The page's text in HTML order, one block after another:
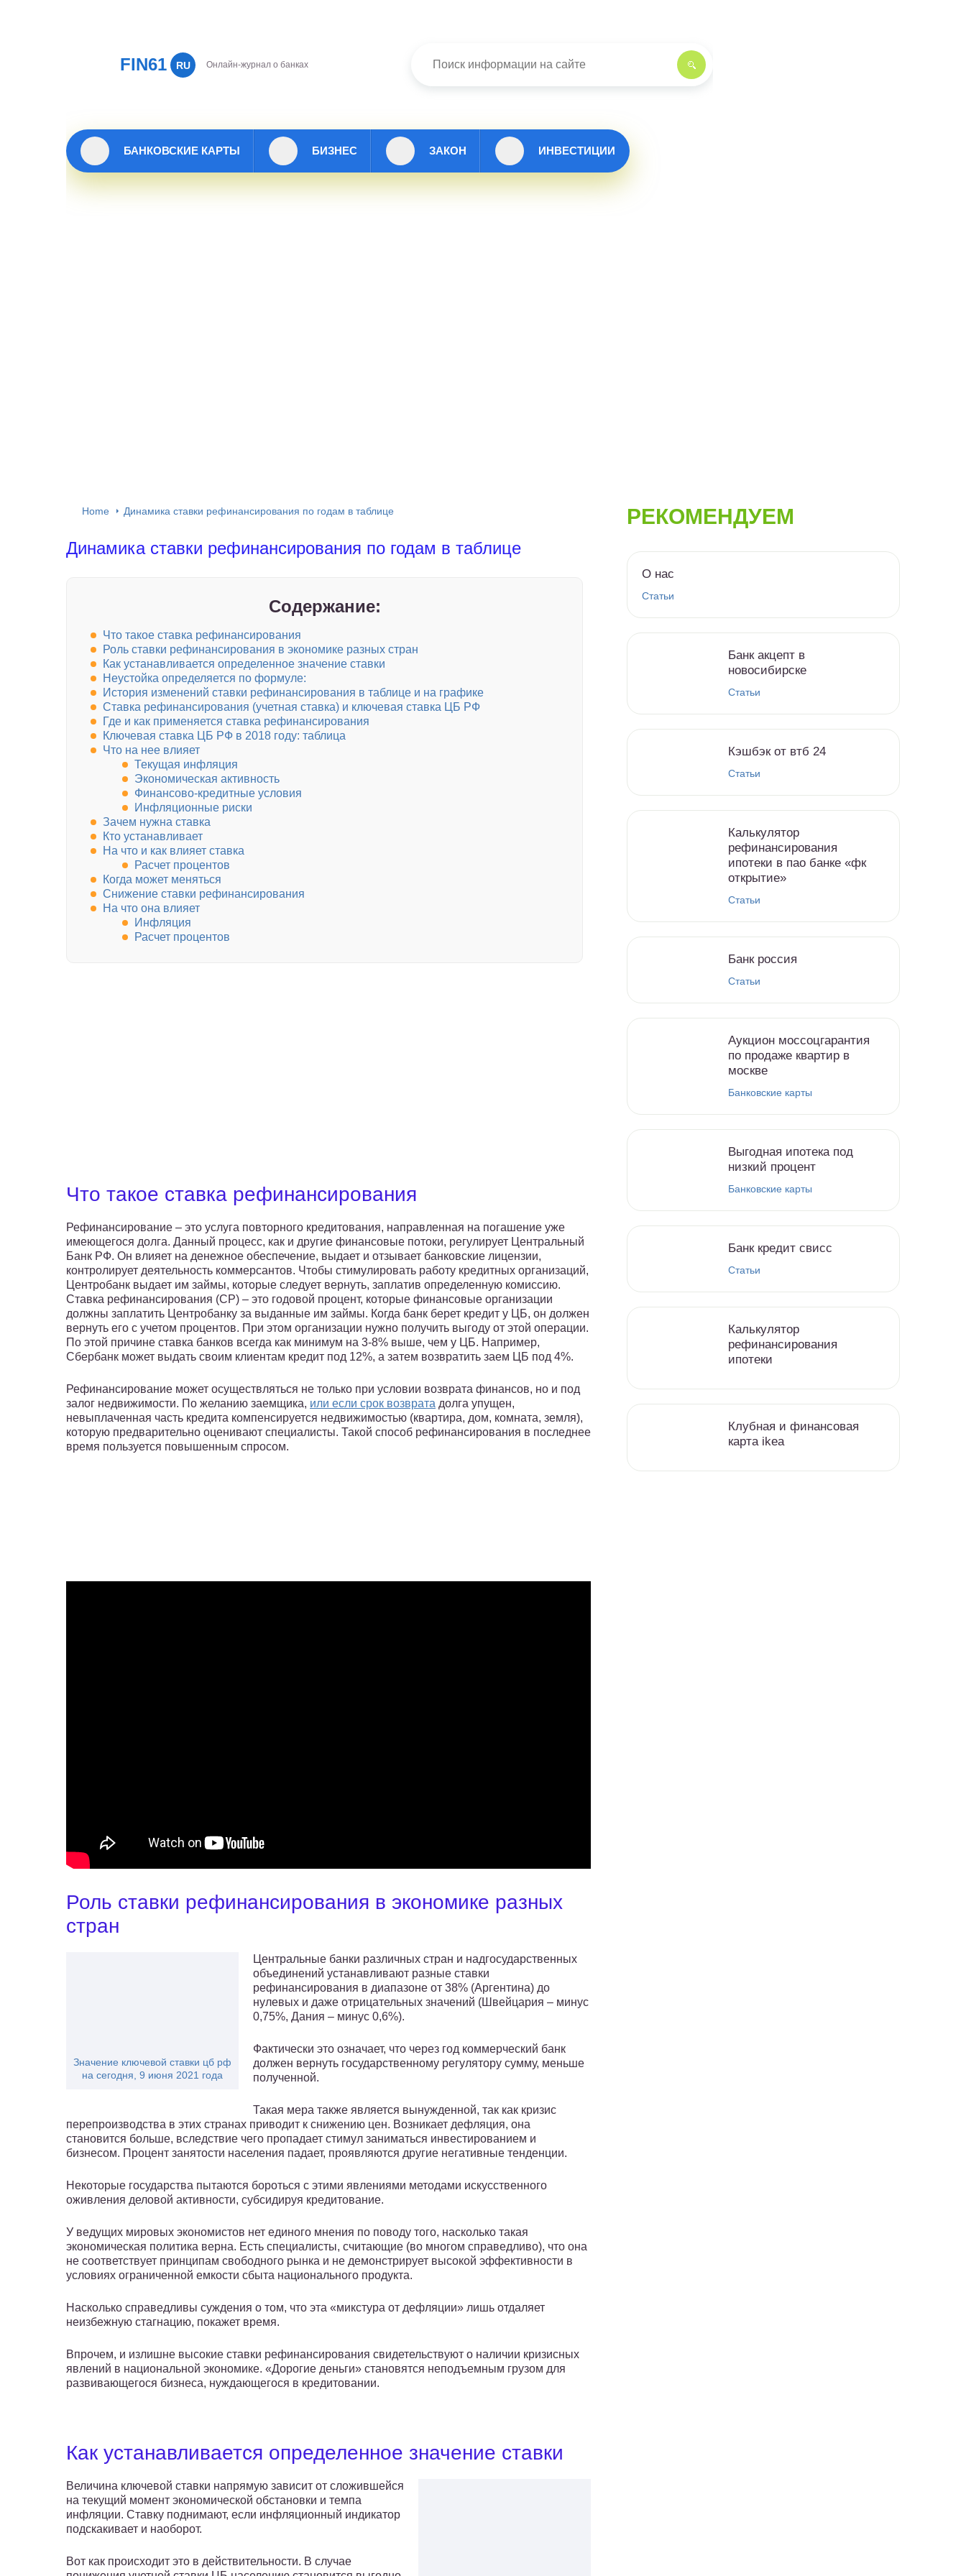
FIN61 RU Онлайн-журнал о банках
БАНКОВСКИЕ КАРТЫ БИЗНЕС ЗАКОН ИНВЕСТИЦИИ
Home Динамика ставки рефинансирования по годам в таблице
Динамика ставки рефинансирования по годам в таблице
Содержание:
Что такое ставка рефинансирования
Роль ставки рефинансирования в экономике разных стран
Как устанавливается определенное значение ставки
Неустойка определяется по формуле:
История изменений ставки рефинансирования в таблице и на графике
Ставка рефинансирования (учетная ставка) и ключевая ставка ЦБ РФ
Где и как применяется ставка рефинансирования
Ключевая ставка ЦБ РФ в 2018 году: таблица
Что на нее влияет
Текущая инфляция
Экономическая активность
Финансово-кредитные условия
Инфляционные риски
Зачем нужна ставка
Кто устанавливает
На что и как влияет ставка
Расчет процентов
Когда может меняться
Снижение ставки рефинансирования
На что она влияет
Инфляция
Расчет процентов
Что такое ставка рефинансирования
Рефинансирование – это услуга повторного кредитования, направленная на погашение уже
имеющегося долга. Данный процесс, как и другие финансовые потоки, регулирует Центральный
Банк РФ. Он влияет на денежное обеспечение, выдает и отзывает банковские лицензии,
контролирует деятельность коммерсантов. Чтобы стимулировать работу кредитных организаций,
Центробанк выдает им займы, которые следует вернуть, заплатив определенную комиссию.
Ставка рефинансирования (СР) – это годовой процент, которые финансовые организации
должны заплатить Центробанку за выданные им займы. Когда банк берет кредит у ЦБ, он должен
вернуть его с учетом процентов. При этом организации нужно получить выгоду от этой операции.
По этой причине ставка банков всегда как минимум на 3-8% выше, чем у ЦБ. Например,
Сбербанк может выдать своим клиентам кредит под 12%, а затем возвратить заем ЦБ под 4%.
Рефинансирование может осуществляться не только при условии возврата финансов, но и под
залог недвижимости. По желанию заемщика, или если срок возврата долга упущен,
невыплаченная часть кредита компенсируется недвижимостью (квартира, дом, комната, земля),
которую предварительно оценивают специалисты. Такой способ рефинансирования в последнее
время пользуется повышенным спросом.
Роль ставки рефинансирования в экономике разных
стран
Значение ключевой ставки цб рф
на сегодня, 9 июня 2021 года
Центральные банки различных стран и надгосударственных
объединений устанавливают разные ставки
рефинансирования в диапазоне от 38% (Аргентина) до
нулевых и даже отрицательных значений (Швейцария – минус
0,75%, Дания – минус 0,6%).
Фактически это означает, что через год коммерческий банк
должен вернуть государственному регулятору сумму, меньше
полученной.
Такая мера также является вынужденной, так как кризис
перепроизводства в этих странах приводит к снижению цен. Возникает дефляция, она
становится больше, вследствие чего пропадает стимул заниматься инвестированием и
бизнесом. Процент занятости населения падает, проявляются другие негативные тенденции.
Некоторые государства пытаются бороться с этими явлениями методами искусственного
оживления деловой активности, субсидируя кредитование.
У ведущих мировых экономистов нет единого мнения по поводу того, насколько такая
экономическая политика верна. Есть специалисты, считающие (во многом справедливо), что она
не соответствует принципам свободного рынка и не демонстрирует высокой эффективности в
условиях ограниченной емкости сбыта национального продукта.
Насколько справедливы суждения о том, что эта «микстура от дефляции» лишь отдаляет
неизбежную стагнацию, покажет время.
Впрочем, и излишне высокие ставки рефинансирования свидетельствуют о наличии кризисных
явлений в национальной экономике. «Дорогие деньги» становятся неподъемным грузом для
развивающегося бизнеса, нуждающегося в кредитовании.
Как устанавливается определенное значение ставки
Величина ключевой ставки напрямую зависит от сложившейся
на текущий момент экономической обстановки и темпа
инфляции. Ставку поднимают, если инфляционный индикатор
подскакивает и наоборот.
Вот как происходит это в действительности. В случае
РЕКОМЕНДУЕМ
О нас
Статьи
Банк акцепт в
новосибирске
Статьи
Кэшбэк от втб 24
Статьи
Калькулятор
рефинансирования
ипотеки в пао банке «фк
открытие»
Статьи
Банк россия
Статьи
Аукцион моссоцгарантия
по продаже квартир в
москве
Банковские карты
Выгодная ипотека под
низкий процент
Банковские карты
Банк кредит свисс
Статьи
Калькулятор
рефинансирования
ипотеки
Клубная и финансовая
карта ikea